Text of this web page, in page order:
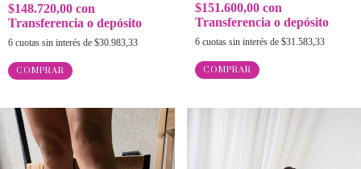
$148.720,00 con
Transferencia o depósito
6 cuotas sin interés de $30.983,33
COMPRAR
$151.600,00 con
Transferencia o depósito
6 cuotas sin interés de $31.583,33
COMPRAR